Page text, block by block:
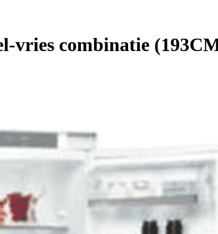
vries combinatie